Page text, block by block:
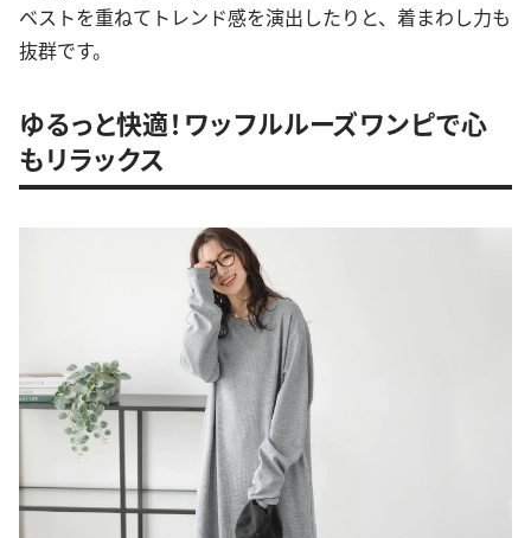
ベストを重ねてトレンド感を演出したりと、着まわし力も
抜群です。
ゆるっと快適！ワッフルルーズワンピで心
もリラックス